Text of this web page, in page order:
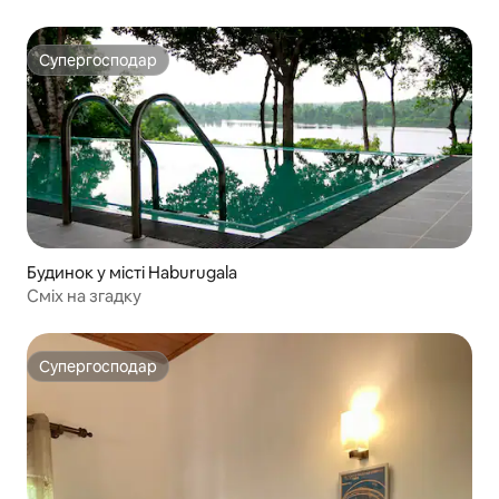
Супергосподар
Супергосподар
Будинок у місті Haburugala
Сміх на згадку
Супергосподар
Супергосподар